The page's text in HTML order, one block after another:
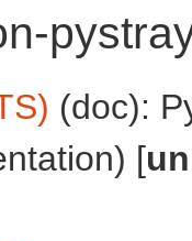
(doc):
[